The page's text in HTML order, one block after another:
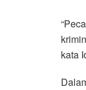
kata